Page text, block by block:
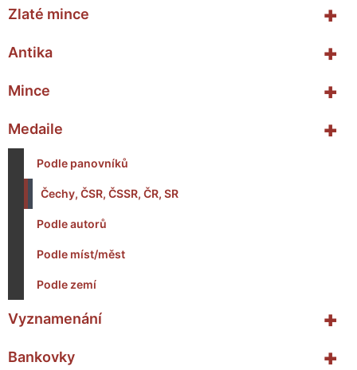
+
Zlaté mince
+
Antika
+
Mince
+
Medaile
Podle panovníků
Čechy, ČSR, ČSSR, ČR, SR
Podle autorů
Podle míst/měst
Podle zemí
+
Vyznamenání
+
Bankovky